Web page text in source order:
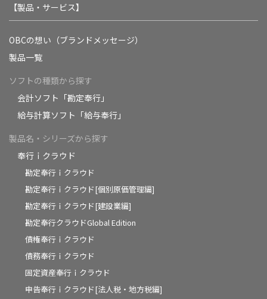
【製品・サービス】
OBCの想い（ブランドメッセージ）
製品一覧
ソフトの種類から探す
会計ソフト「勘定奉行」
給与計算ソフト「給与奉行」
製品名・シリーズから探す
奉行ｉクラウド
勘定奉行ｉクラウド
勘定奉行ｉクラウド[個別原価管理編]
勘定奉行ｉクラウド[建設業編]
勘定奉行クラウドGlobal Edition
債権奉行ｉクラウド
債務奉行ｉクラウド
固定資産奉行ｉクラウド
申告奉行ｉクラウド[法人税・地方税編]